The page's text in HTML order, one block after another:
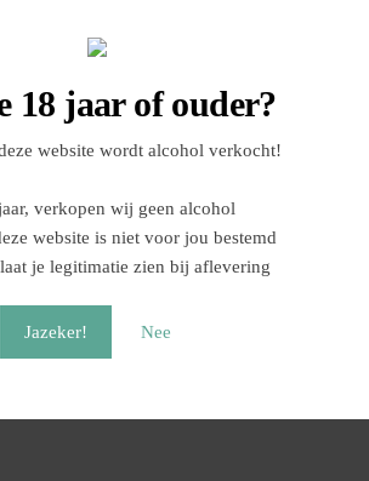
18 jaar of ouder?
website wordt alcohol verkocht!
verkopen wij geen alcohol
website is niet voor jou bestemd
je legitimatie zien bij aflevering
Jazeker! Nee
ook een prosecco en een crémant in,
uit de winkel en genoeg ruimte om